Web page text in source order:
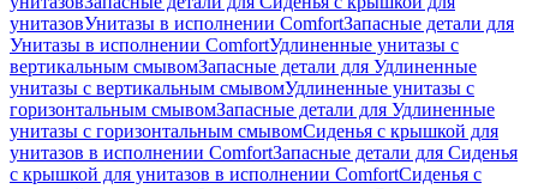
унитазовУнитазы в исполнении ComfortЗапасные детали для
Унитазы в исполнении ComfortУдлиненные унитазы с
вертикальным смывомЗапасные детали для Удлиненные
унитазы с вертикальным смывомУдлиненные унитазы с
горизонтальным смывомЗапасные детали для Удлиненные
унитазы с горизонтальным смывомСиденья с крышкой для
унитазов в исполнении ComfortЗапасные детали для Сиденья
с крышкой для унитазов в исполнении ComfortСиденья с